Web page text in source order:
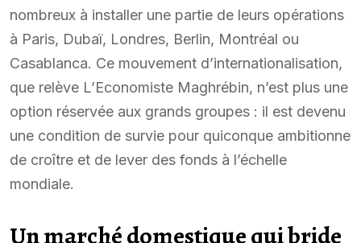
nombreux à installer une partie de leurs opérations
à Paris, Dubaï, Londres, Berlin, Montréal ou
Casablanca. Ce mouvement d’internationalisation,
que relève L’Economiste Maghrébin, n’est plus une
option réservée aux grands groupes : il est devenu
une condition de survie pour quiconque ambitionne
de croître et de lever des fonds à l’échelle
mondiale.
Un marché domestique qui bride